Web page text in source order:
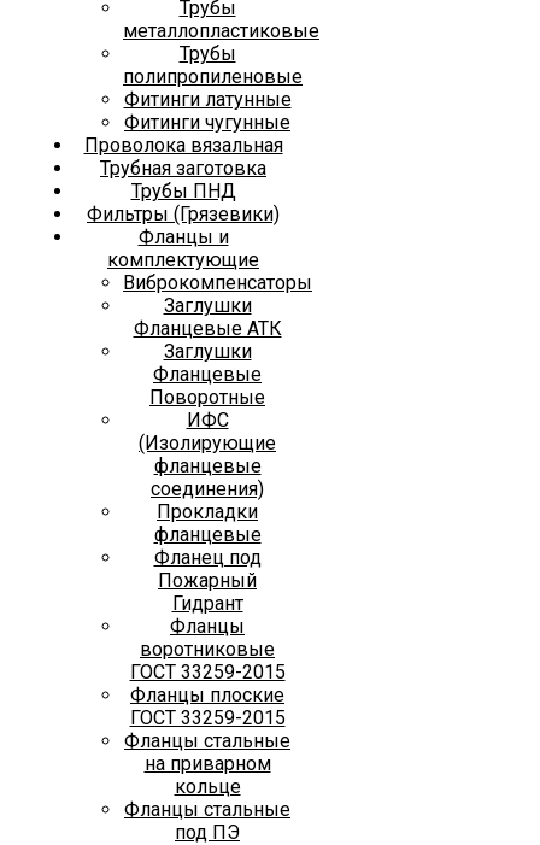
Трубы
металлопластиковые
Трубы
полипропиленовые
Фитинги латунные
Фитинги чугунные
Проволока вязальная
Трубная заготовка
Трубы ПНД
Фильтры (Грязевики)
Фланцы и
комплектующие
Виброкомпенсаторы
Заглушки
Фланцевые АТК
Заглушки
Фланцевые
Поворотные
ИФС
(Изолирующие
фланцевые
соединения)
Прокладки
фланцевые
Фланец под
Пожарный
Гидрант
Фланцы
воротниковые
ГОСТ 33259-2015
Фланцы плоские
ГОСТ 33259-2015
Фланцы стальные
на приварном
кольце
Фланцы стальные
под ПЭ